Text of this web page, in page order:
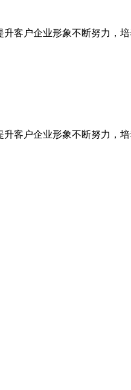
客户企业形象不断努力，
客户企业形象不断努力，